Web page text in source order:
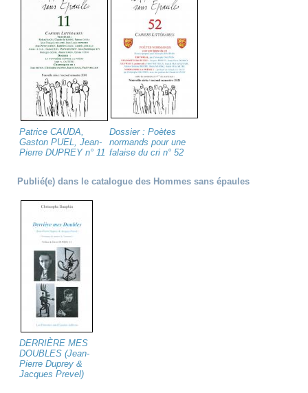
Patrice CAUDA,
Gaston PUEL, Jean-
Pierre DUPREY n° 11
Dossier : Poètes
normands pour une
falaise du cri n° 52
Publié(e) dans le catalogue des Hommes sans épaules
DERRIÈRE MES
DOUBLES (Jean-
Pierre Duprey &
Jacques Prevel)